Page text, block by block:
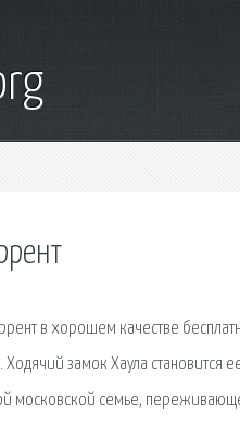
в хорошем качестве
замок Хаула
московской семье,